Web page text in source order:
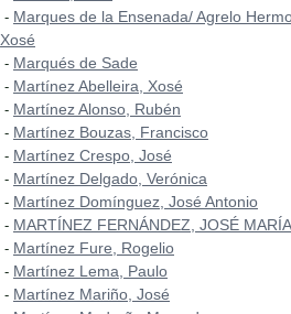
- Marques de la Ensenada/ Agrelo
Xosé
- Marqués de Sade
- Martínez Abelleira, Xosé
- Martínez Alonso, Rubén
- Martínez Bouzas, Francisco
- Martínez Crespo, José
- Martínez Delgado, Verónica
- Martínez Domínguez, José Antonio
- MARTÍNEZ FERNÁNDEZ, JOSÉ MARÍA
- Martínez Fure, Rogelio
- Martínez Lema, Paulo
- Martínez Mariño, José